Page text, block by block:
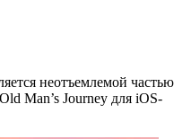
неотъемлемой частью
Man’s Journey для iOS-